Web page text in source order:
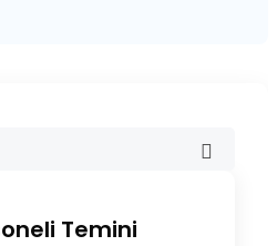
Temini